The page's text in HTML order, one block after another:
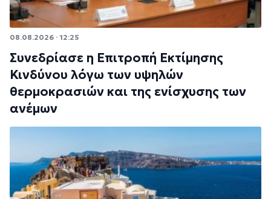
08.08.2026 · 12:25
Συνεδρίασε η Επιτροπή Εκτίμησης
Κινδύνου λόγω των υψηλών
θερμοκρασιών και της ενίσχυσης των
ανέμων